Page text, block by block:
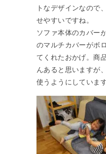
トなデザインなので
せやすいですね。
ソファ本体のカバー
のマルチカバーがボ
てくれたおかげ。商
んあると思いますが
使うようにしています